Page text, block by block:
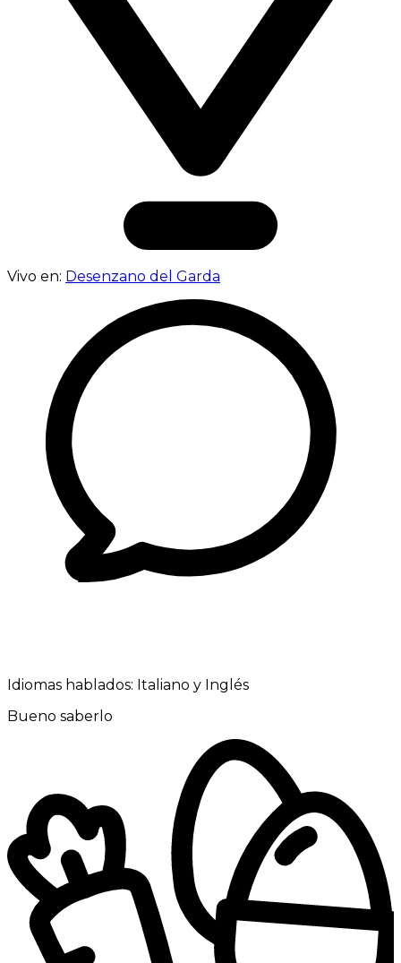
Vivo en: Desenzano del Garda
Idiomas hablados: Italiano y Inglés
Bueno saberlo